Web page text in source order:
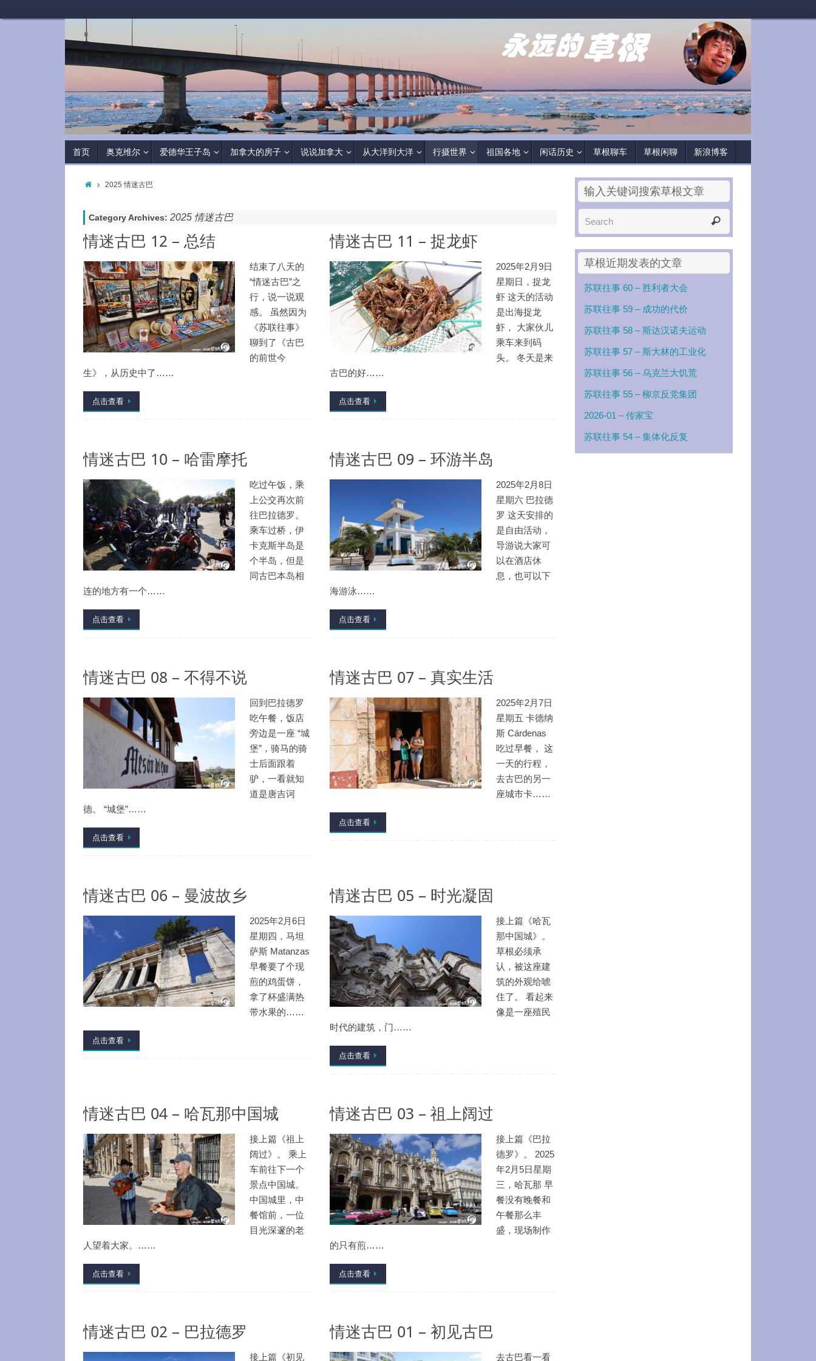
首页 奥克维尔 爱德华王子岛 加拿大的房子 说说加拿大 从大洋到大洋 行摄世界 祖国各地 闲话历史 草根聊车 草根闲聊 新浪博客
2025 情迷古巴
Category Archives: 2025 情迷古巴
情迷古巴 12 – 总结
结束了八天的
“情迷古巴”之
行，说一说观
感。 虽然因为
《苏联往事》
聊到了《古巴
的前世今
生》，从历史中了……
点击查看
情迷古巴 11 – 捉龙虾
2025年2月9日
星期日，捉龙
虾 这天的活动
是出海捉龙
虾， 大家伙儿
乘车来到码
头。 冬天是来
古巴的好……
点击查看
情迷古巴 10 – 哈雷摩托
吃过午饭，乘
上公交再次前
往巴拉德罗。
乘车过桥，伊
卡克斯半岛是
个半岛，但是
同古巴本岛相
连的地方有一个……
点击查看
情迷古巴 09 – 环游半岛
2025年2月8日
星期六 巴拉德
罗 这天安排的
是自由活动，
导游说大家可
以在酒店休
息，也可以下
海游泳……
点击查看
情迷古巴 08 – 不得不说
回到巴拉德罗
吃午餐，饭店
旁边是一座 “城
堡”，骑马的骑
士后面跟着
驴，一看就知
道是唐吉诃
德。 “城堡”……
点击查看
情迷古巴 07 – 真实生活
2025年2月7日
星期五 卡德纳
斯 Cárdenas
吃过早餐， 这
一天的行程，
去古巴的另一
座城市卡……
点击查看
情迷古巴 06 – 曼波故乡
2025年2月6日
星期四，马坦
萨斯 Matanzas
早餐要了个现
煎的鸡蛋饼，
拿了杯盛满热
带水果的……
点击查看
情迷古巴 05 – 时光凝固
接上篇《哈瓦
那中国城》。
草根必须承
认，被这座建
筑的外观给唬
住了。 看起来
像是一座殖民
时代的建筑，门……
点击查看
情迷古巴 04 – 哈瓦那中国城
接上篇《祖上
阔过》。 乘上
车前往下一个
景点中国城。
中国城里，中
餐馆前，一位
目光深邃的老
人望着大家。……
点击查看
情迷古巴 03 – 祖上阔过
接上篇《巴拉
德罗》。 2025
年2月5日星期
三，哈瓦那 早
餐没有晚餐和
午餐那么丰
盛，现场制作
的只有煎……
点击查看
情迷古巴 02 – 巴拉德罗
接上篇《初见
情迷古巴 01 – 初见古巴
去古巴看一看
输入关键词搜索草根文章
草根近期发表的文章
苏联往事 60 – 胜利者大会
苏联往事 59 – 成功的代价
苏联往事 58 – 斯达汉诺夫运动
苏联往事 57 – 斯大林的工业化
苏联往事 56 – 乌克兰大饥荒
苏联往事 55 – 柳京反党集团
2026-01 – 传家宝
苏联往事 54 – 集体化反复